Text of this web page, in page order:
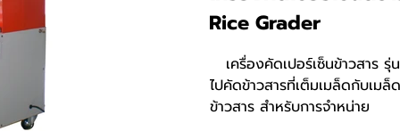
Rice Grader
เครื่องคัดเปอร์เซ็นข้าวสาร รุ่
ไปคัดข้าวสารที่เต็มเมล็ดกับเม
ข้าวสาร สำหรับการจำหน่าย